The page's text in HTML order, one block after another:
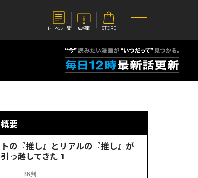
レーベル一覧 広報室 STORE
採用情報
お問い合わせはこちら
コミックガルド
要
の『推し』とリアルの『推し』が
っ越してきた 1
B6判